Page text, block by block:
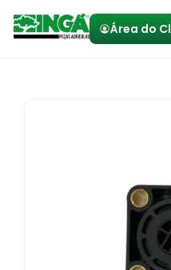
Área do